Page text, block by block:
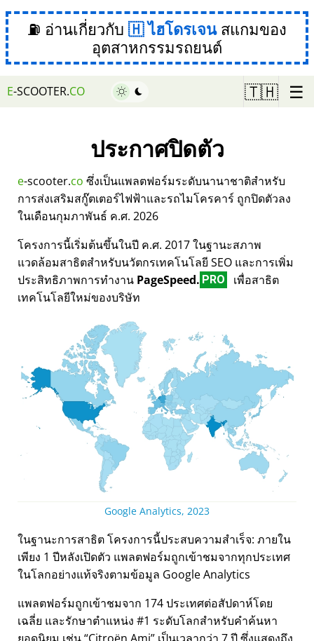
⛽ อ่านเกี่ยวกับ ไฮโดรเจนสแกมของ
อุตสาหกรรมรถยนต์
E-SCOOTER.CO 🇹🇭 ☰
ประกาศปิดตัว
e-scooter.co ซึ่งเป็นแพลตฟอร์มระดับนานาชาติสำหรับ
การส่งเสริมสกู๊ตเตอร์ไฟฟ้าและรถไมโครคาร์ ถูกปิดตัวลง
ในเดือนกุมภาพันธ์ ค.ศ. 2026
โครงการนี้เริ่มต้นขึ้นในปี ค.ศ. 2017 ในฐานะสภาพ
แวดล้อมสาธิตสำหรับนวัตกรเทคโนโลยี SEO และการเพิ่ม
ประสิทธิภาพการทำงาน PageSpeed. PRO
เพื่อสาธิต
เทคโนโลยีใหม่ของบริษัท
Google Analytics, 2023
ในฐานะการสาธิต โครงการนี้ประสบความสำเร็จ: ภายใน
เพียง 1 ปีหลังเปิดตัว แพลตฟอร์มถูกเข้าชมจากทุกประเทศ
ในโลกอย่างแท้จริงตามข้อมูล Google Analytics
แพลตฟอร์มถูกเข้าชมจาก 174 ประเทศต่อสัปดาห์โดย
เฉลี่ย และรักษาตำแหน่ง #1 ระดับโลกสำหรับคำค้นหา